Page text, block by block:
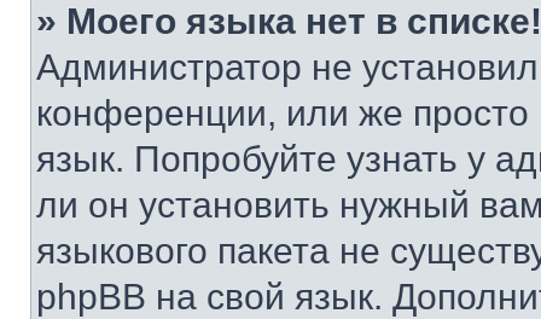
» Моего языка нет в списке!
Администратор не
конференции, или же
язык. Попробуйте узнать у
ли он установить нужный
языкового пакета не
phpBB на свой язык.